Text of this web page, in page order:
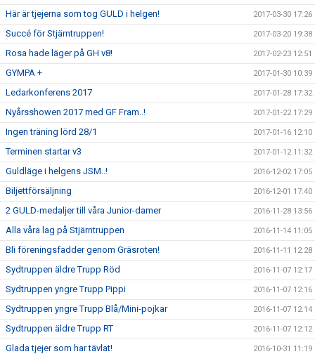
Här är tjejerna som tog GULD i helgen! 2017-03-30 17:26
Succé för Stjärntruppen! 2017-03-20 19:38
Rosa hade läger på GH v8! 2017-02-23 12:51
GYMPA + 2017-01-30 10:39
Ledarkonferens 2017 2017-01-28 17:32
Nyårsshowen 2017 med GF Fram..! 2017-01-22 17:29
Ingen träning lörd 28/1 2017-01-16 12:10
Terminen startar v3 2017-01-12 11:32
Guldläge i helgens JSM..! 2016-12-02 17:05
Biljettförsäljning 2016-12-01 17:40
2 GULD-medaljer till våra Junior-damer 2016-11-28 13:56
Alla våra lag på Stjärntruppen 2016-11-14 11:05
Bli föreningsfadder genom Gräsroten! 2016-11-11 12:28
Sydtruppen äldre Trupp Röd 2016-11-07 12:17
Sydtruppen yngre Trupp Pippi 2016-11-07 12:16
Sydtruppen yngre Trupp Blå/Mini-pojkar 2016-11-07 12:14
Sydtruppen äldre Trupp RT 2016-11-07 12:12
Glada tjejer som har tävlat! 2016-10-31 11:19